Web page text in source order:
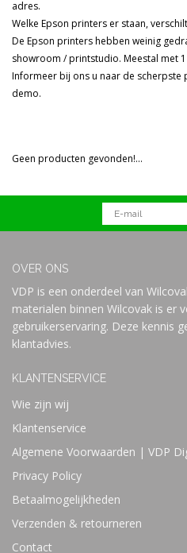
adres.
Welke Epson printers er staan,
De Epson printers hebben weinig
showroom / printstudio. Meestal met
Informeer bij ons u naar de scherpste
demo.
Geen producten gevonden!...
OVER ONS
VDP is een onderdeel van
materialen binnen Wilcovak is er
gebruikerservaring. Deze kennis
klantadvies.
KLANTENSERVICE
Wie zijn wij
Klantenservice
Algemene Voorwaarden | VDP
Privacy Policy
Betaalmogelijkheden
Verzenden & retourneren
Contact